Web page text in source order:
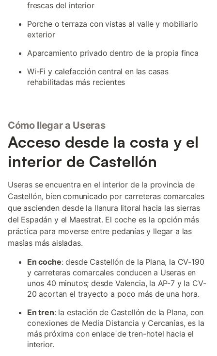
frescas del interior
Porche o terraza con vistas al valle y mobiliario
exterior
Aparcamiento privado dentro de la propia finca
Wi-Fi y calefacción central en las casas
rehabilitadas más recientes
Cómo llegar a Useras
Acceso desde la costa y el
interior de Castellón
Useras se encuentra en el interior de la provincia de
Castellón, bien comunicado por carreteras comarcales
que ascienden desde la llanura litoral hacia las sierras
del Espadán y el Maestrat. El coche es la opción más
práctica para moverse entre pedanías y llegar a las
masías más aisladas.
En coche: desde Castellón de la Plana, la CV-190
y carreteras comarcales conducen a Useras en
unos 40 minutos; desde Valencia, la AP-7 y la CV-
20 acortan el trayecto a poco más de una hora.
En tren: la estación de Castellón de la Plana, con
conexiones de Media Distancia y Cercanías, es la
más próxima con enlace de tren-hotel hacia el
interior.